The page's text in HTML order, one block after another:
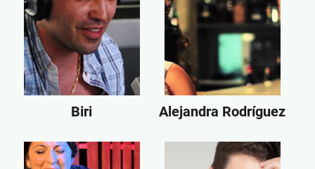
Biri Alejandra Rodríguez